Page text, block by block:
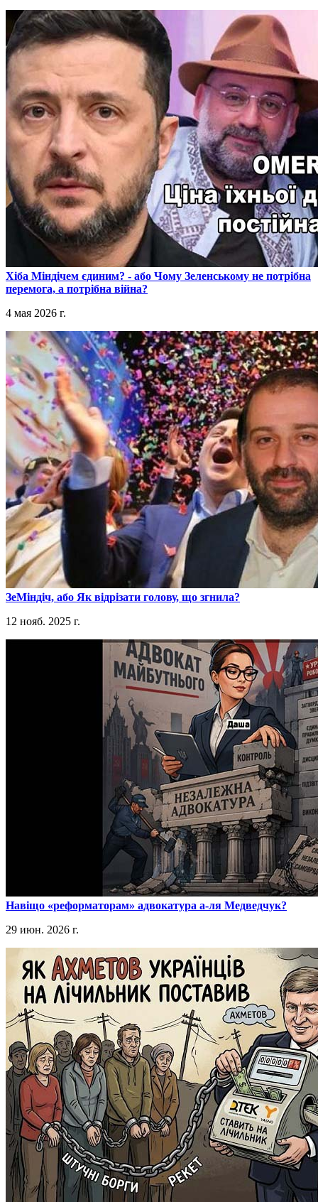
​Хіба Міндічем єдиним? - або Чому Зеленському не потрібна
перемога, а потрібна війна?
4 мая 2026 г.
​ЗеМіндіч, або Як відрізати голову, що згнила?
12 нояб. 2025 г.
​Навіщо «реформаторам» адвокатура а-ля Медведчук?
29 июн. 2026 г.